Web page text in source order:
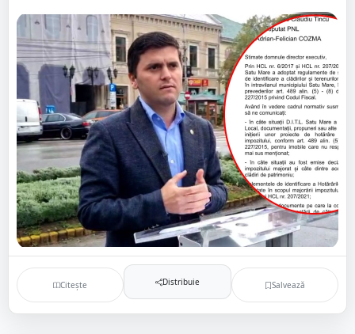
Citește Distribuie Salvează